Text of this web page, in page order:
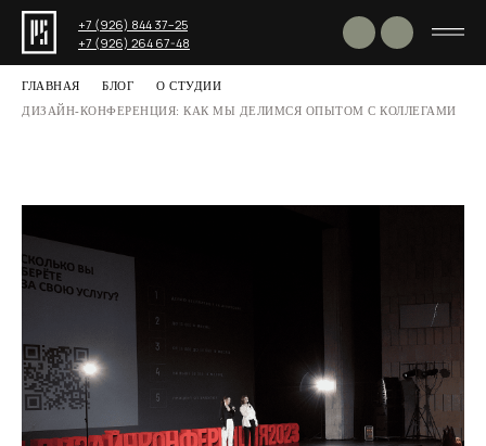
+7 (926) 844 37−25
+7 (926) 264 67-48
ГЛАВНАЯ БЛОГ
О СТУДИИ
ДИЗАЙН-КОНФЕРЕНЦИЯ: КАК МЫ ДЕЛИМСЯ ОПЫТОМ С КОЛЛЕГАМИ